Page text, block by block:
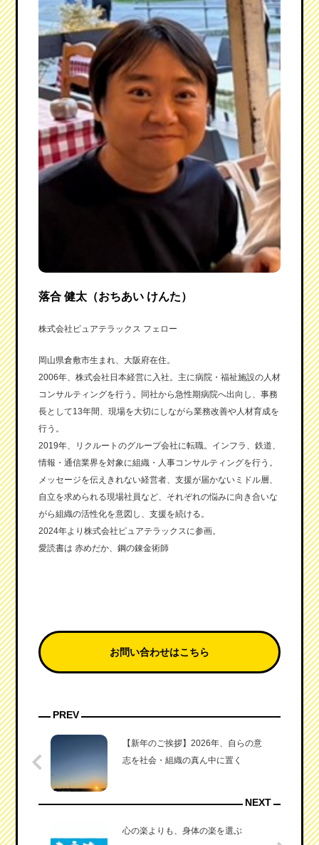
落合 健太（おちあい けんた）
株式会社ピュアテラックス フェロー
岡山県倉敷市生まれ、大阪府在住。
2006年、株式会社日本経営に入社。主に病院・福祉施設の人材
コンサルティングを行う。同社から急性期病院へ出向し、事務
長として13年間、現場を大切にしながら業務改善や人材育成を
行う。
2019年、リクルートのグループ会社に転職。インフラ、鉄道、
情報・通信業界を対象に組織・人事コンサルティングを行う。
メッセージを伝えきれない経営者、支援が届かないミドル層、
自立を求められる現場社員など、それぞれの悩みに向き合いな
がら組織の活性化を意図し、支援を続ける。
2024年より株式会社ピュアテラックスに参画。
愛読書は 赤めだか、鋼の錬金術師
お問い合わせはこちら
PREV
【新年のご挨拶】2026年、自らの意
志を社会・組織の真ん中に置く
NEXT
心の楽よりも、身体の楽を選ぶ